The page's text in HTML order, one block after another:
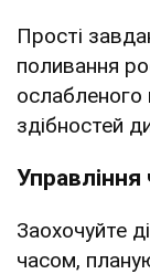
Прості
поливання
ослабленого
здібностей
Заохочуйте
часом,